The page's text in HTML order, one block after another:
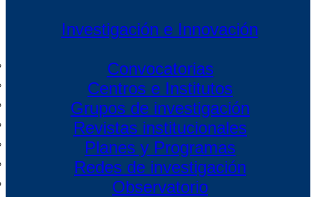
Investigación e Innovación
Convocatorias
Centros e Institutos
Grupos de investigación
Revistas institucionales
Planes y Programas
Redes de investigación
Observatorio